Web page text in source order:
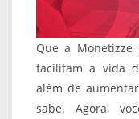
Que a Monetizze
facilitam a vida
além de
sabe. Agora,